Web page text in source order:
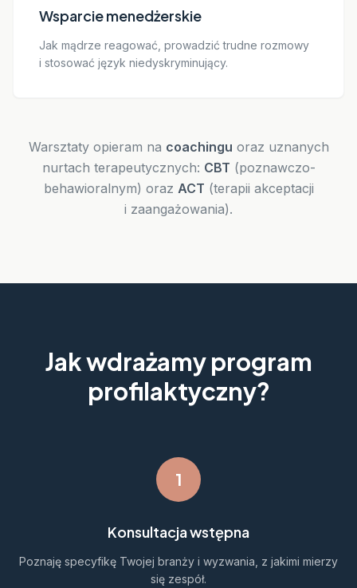
Wsparcie menedżerskie
Jak mądrze reagować, prowadzić trudne rozmowy
i stosować język niedyskryminujący.
Warsztaty opieram na coachingu oraz uznanych
nurtach terapeutycznych: CBT (poznawczo-
behawioralnym) oraz ACT (terapii akceptacji
i zaangażowania).
Jak wdrażamy program
profilaktyczny?
1
Konsultacja wstępna
Poznaję specyfikę Twojej branży i wyzwania, z jakimi mierzy
się zespół.